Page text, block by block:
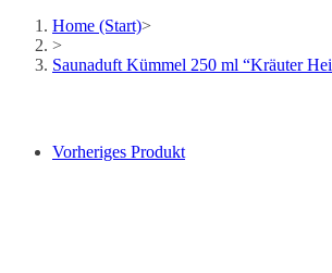
Home (Start)>
>
Saunaduft Kümmel 250 ml “Kräuter
Vorheriges Produkt